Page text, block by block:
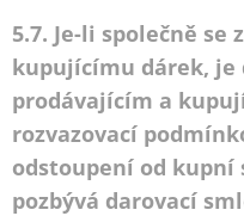
5.7. Je-li společně
kupujícímu dárek, je
prodávajícím a
rozvazovací
odstoupení od
pozbývá darovací